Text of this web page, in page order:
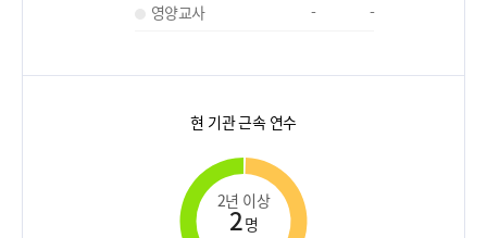
영양교사
- -
현 기관 근속 연수
2년 이상
2명